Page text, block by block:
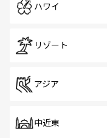
ハワイ
リゾート
アジア
中近東